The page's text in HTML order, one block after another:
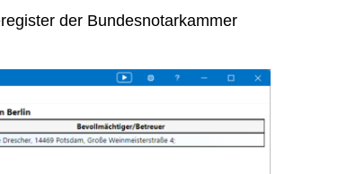
der Bundesnotarkammer